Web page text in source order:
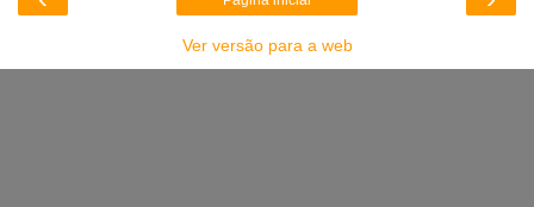
Ver versão para a web